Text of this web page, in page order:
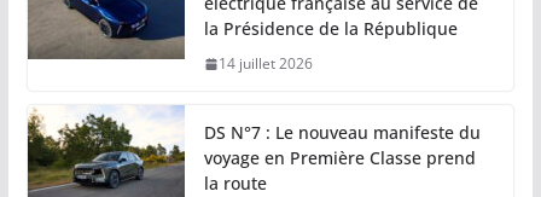
la Présidence de la République
14 juillet 2026
DS N°7 : Le nouveau manifeste du
voyage en Première Classe prend
la route